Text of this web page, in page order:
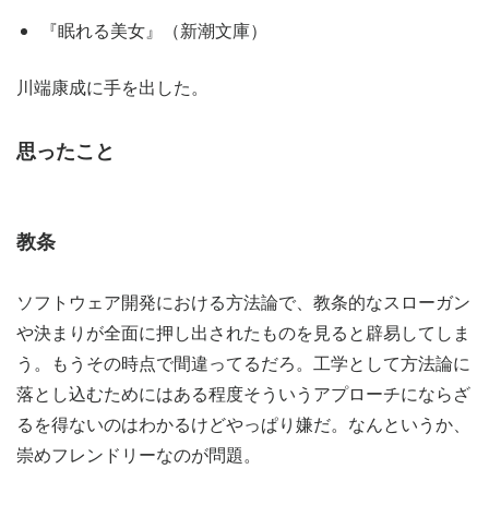
『眠れる美女』（新潮文庫）
川端康成に手を出した。
思ったこと
教条
ソフトウェア開発における方法論で、教条的なスローガン
や決まりが全面に押し出されたものを見ると辟易してしま
う。もうその時点で間違ってるだろ。工学として方法論に
落とし込むためにはある程度そういうアプローチにならざ
るを得ないのはわかるけどやっぱり嫌だ。なんというか、
崇めフレンドリーなのが問題。